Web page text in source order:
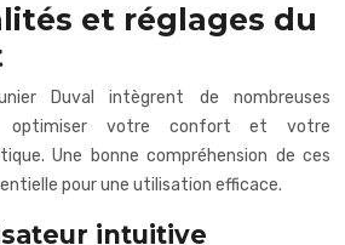
et réglages du
Duval intègrent de nombreuses
optimiser votre confort et votre
Une bonne compréhension de ces
pour une utilisation efficace.
intuitive